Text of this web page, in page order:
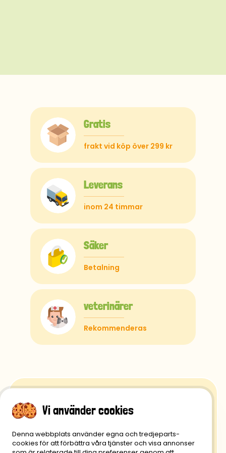
Gratis
frakt vid köp över 299 kr
Leverans
inom 24 timmar
Säker
Betalning
veterinärer
Rekommenderas
Integritetspolicy
Vi använder cookies
Denna webbplats använder egna och tredjeparts-
cookies för att förbättra våra tjänster och visa annonser